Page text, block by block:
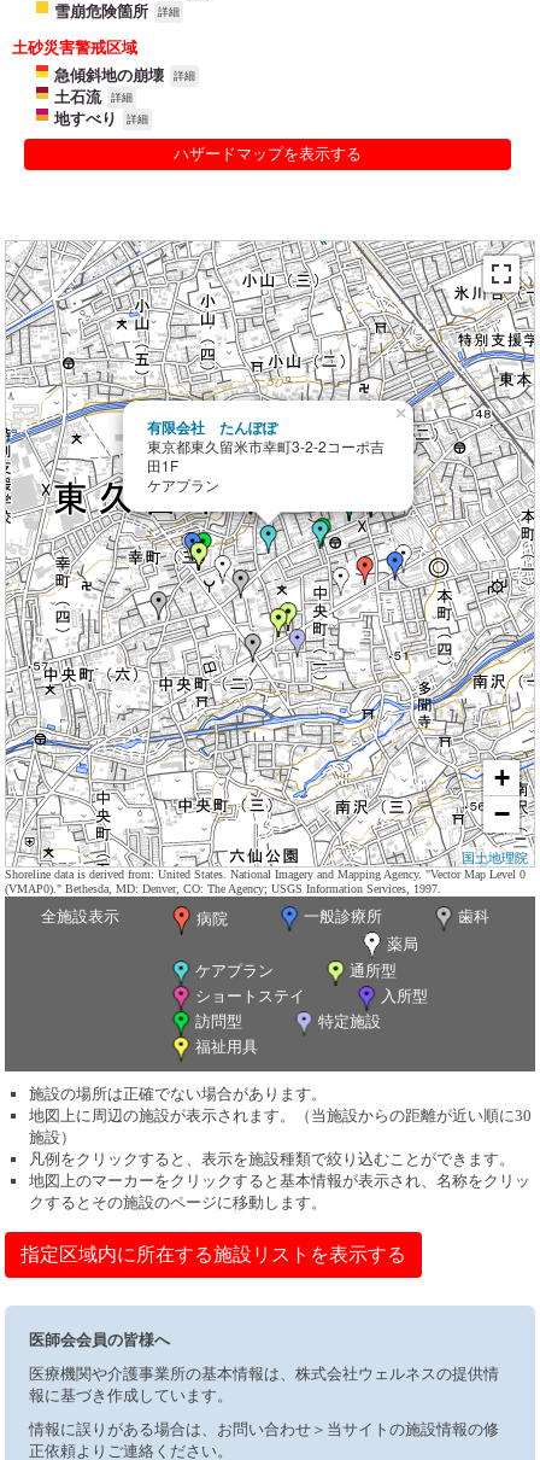
雪崩危険箇所 詳細
土砂災害警戒区域
急傾斜地の崩壊
詳細
土石流 詳細
地すべり 詳細
ハザードマップを表示する
有限会社 たんぽぽ
東京都東久留米市幸町3-2-2コーポ吉
田1F
ケアプラン
×
+
−
国土地理院
Shoreline data is derived from: United States. National Imagery and Mapping Agency. "Vector Map Level 0
(VMAP0)." Bethesda, MD: Denver, CO: The Agency; USGS Information Services, 1997.
全施設表示 病院 一般診療所
歯科
薬局
ケアプラン
通所型
ショートステイ
入所型
訪問型
特定施設
福祉用具
施設の場所は正確でない場合があります。
地図上に周辺の施設が表示されます。（当施設からの距離が近い順に30
施設）
凡例をクリックすると、表示を施設種類で絞り込むことができます。
地図上のマーカーをクリックすると基本情報が表示され、名称をクリッ
クするとその施設のページに移動します。
指定区域内に所在する施設リストを表示する
医師会会員の皆様へ
医療機関や介護事業所の基本情報は、株式会社ウェルネスの提供情
報に基づき作成しています。
情報に誤りがある場合は、お問い合わせ＞当サイトの施設情報の修
正依頼よりご連絡ください。